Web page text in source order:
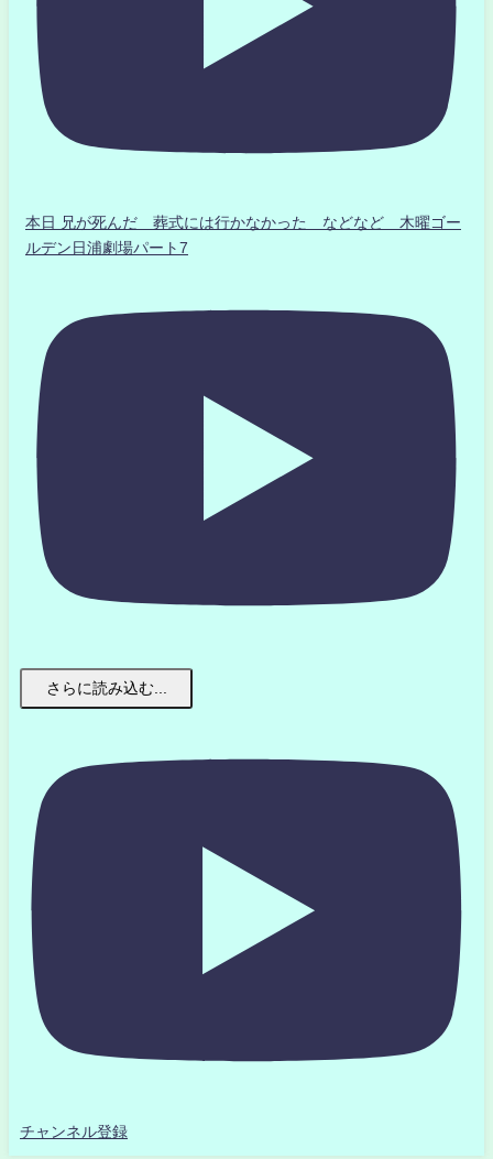
本日 兄が死んだ 葬式には行かなかった などなど 木曜ゴー
ルデン日浦劇場パート7
さらに読み込む...
チャンネル登録